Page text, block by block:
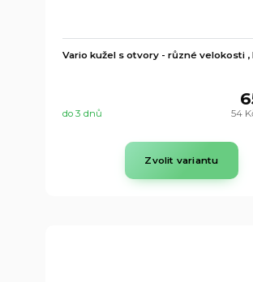
Vario kužel s otvory - různé velokosti ,
54
do 3 dnů
Zvolit variantu